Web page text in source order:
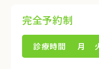
完全予約制
診療時間 月